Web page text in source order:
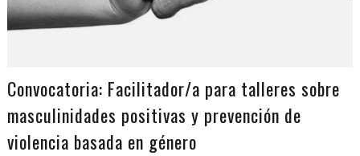
Convocatoria: Facilitador/a para talleres sobre
masculinidades positivas y prevención de
violencia basada en género